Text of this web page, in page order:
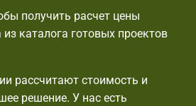
получить расчет цены
каталога готовых проектов
рассчитают стоимость и
решение. У нас есть